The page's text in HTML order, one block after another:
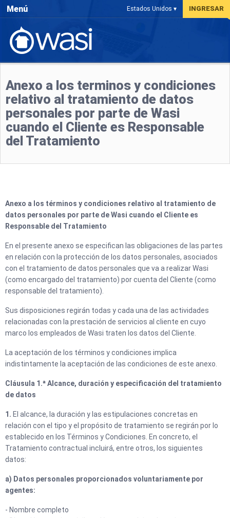
Menú Estados Unidos ▾ INGRESAR
Anexo a los terminos y condiciones
relativo al tratamiento de datos
personales por parte de Wasi
cuando el Cliente es Responsable
del Tratamiento
Anexo a los términos y condiciones relativo al tratamiento de
datos personales por parte de Wasi cuando el Cliente es
Responsable del Tratamiento
En el presente anexo se especifican las obligaciones de las partes
en relación con la protección de los datos personales, asociados
con el tratamiento de datos personales que va a realizar Wasi
(como encargado del tratamiento) por cuenta del Cliente (como
responsable del tratamiento).
Sus disposiciones regirán todas y cada una de las actividades
relacionadas con la prestación de servicios al cliente en cuyo
marco los empleados de Wasi traten los datos del Cliente.
La aceptación de los términos y condiciones implica
indistintamente la aceptación de las condiciones de este anexo.
Cláusula 1.ª Alcance, duración y especificación del tratamiento
de datos
1. El alcance, la duración y las estipulaciones concretas en
relación con el tipo y el propósito de tratamiento se regirán por lo
establecido en los Términos y Condiciones. En concreto, el
Tratamiento contractual incluirá, entre otros, los siguientes
datos:
a) Datos personales proporcionados voluntariamente por
agentes:
- Nombre completo